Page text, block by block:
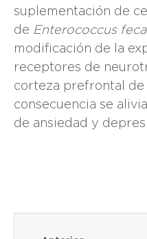
suplementación de
de Enterococcus
modificación de la
receptores de
corteza prefrontal de
consecuencia se
de ansiedad y